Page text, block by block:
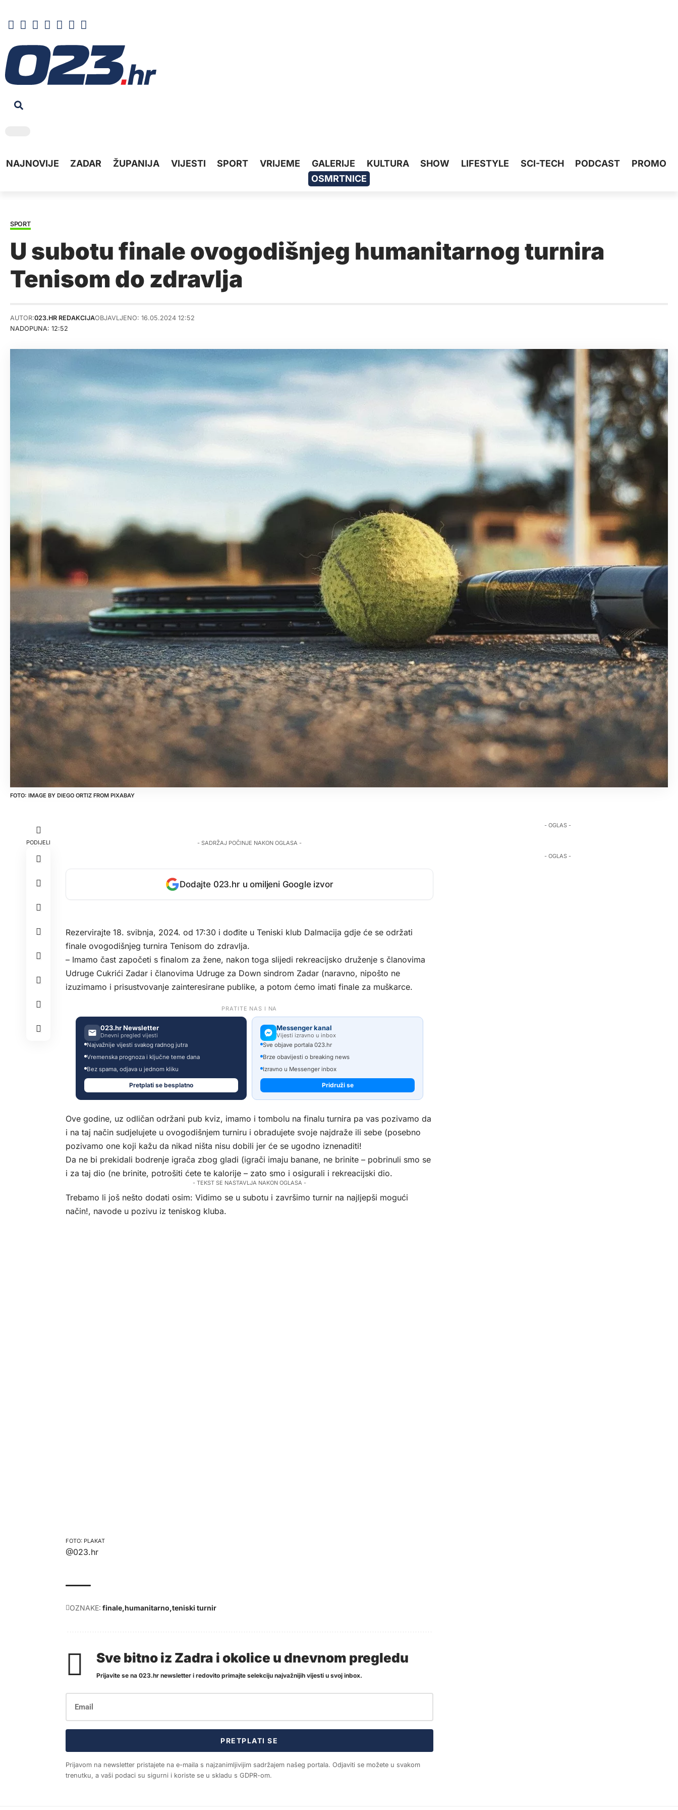
NAJNOVIJE ZADAR ŽUPANIJA VIJESTI SPORT VRIJEME GALERIJE KULTURA SHOW LIFESTYLE SCI-TECH PODCAST
PROMO
OSMRTNICE
SPORT
U subotu finale ovogodišnjeg humanitarnog turnira
Tenisom do zdravlja
NADOPUNA: 12:52
AUTOR:023.HR REDAKCIJAOBJAVLJENO: 16.05.2024 12:52
IMAGE BY DIEGO ORTIZ FROM PIXABAY
PODIJELI - SADRŽAJ POČINJE NAKON OGLASA -
Dodajte 023.hr u omiljeni Google izvor
Rezervirajte 18. svibnja, 2024. od 17:30 i dođite u Teniski klub Dalmacija gdje će se održati
finale ovogodišnjeg turnira Tenisom do zdravlja.
– Imamo čast započeti s finalom za žene, nakon toga slijedi rekreacijsko druženje s članovima
Udruge Cukrići Zadar i članovima Udruge za Down sindrom Zadar (naravno, nipošto ne
izuzimamo i prisustvovanje zainteresirane publike, a potom ćemo imati finale za muškarce.
PRATITE NAS I NA
023.hr Newsletter
Dnevni pregled vijesti
Najvažnije vijesti svakog radnog jutra
Vremenska prognoza i ključne teme dana
Bez spama, odjava u jednom kliku
Pretplati se besplatno
Messenger kanal
Vijesti izravno u inbox
Sve objave portala 023.hr
Brze obavijesti o breaking news
Izravno u Messenger inbox
Pridruži se
Ove godine, uz odličan održani pub kviz, imamo i tombolu na finalu turnira pa vas pozivamo da
i na taj način sudjelujete u ovogodišnjem turniru i obradujete svoje najdraže ili sebe (posebno
pozivamo one koji kažu da nikad ništa nisu dobili jer će se ugodno iznenaditi!
Da ne bi prekidali bodrenje igrača zbog gladi (igrači imaju banane, ne brinite – pobrinuli smo se
i za taj dio (ne brinite, potrošiti ćete te kalorije – zato smo i osigurali i rekreacijski dio.
- TEKST SE NASTAVLJA NAKON OGLASA -
Trebamo li još nešto dodati osim: Vidimo se u subotu i završimo turnir na najljepši mogući
način!, navode u pozivu iz teniskog kluba.
PLAKAT
@023.hr
OZNAKE: finale humanitarno teniski turnir
Sve bitno iz Zadra i okolice u dnevnom pregledu
Prijavite se na 023.hr newsletter i redovito primajte selekciju najvažnijih vijesti u svoj inbox.
PRETPLATI SE
Prijavom na newsletter pristajete na e-maila s najzanimljivijim sadržajem našeg portala. Odjaviti se možete u svakom
trenutku, a vaši podaci su sigurni i koriste se u skladu s GDPR-om.
- OGLAS -
- OGLAS -